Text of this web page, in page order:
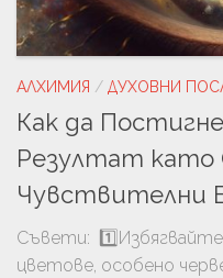
АЛХИМИЯ / ДУХОВНИ
Как да
Резултат
Чувствителни
Съвети: 1️⃣Избягвайте
цветове, особено